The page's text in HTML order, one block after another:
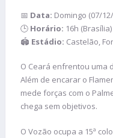
📅 Data: Domingo (07/
🕒 Horário: 16h (Brasília)
🏟️ Estádio: Castelão,
O Ceará enfrentou uma
Além de encarar o
mede forças com o
chega sem objetivos.
O Vozão ocupa a 15ª